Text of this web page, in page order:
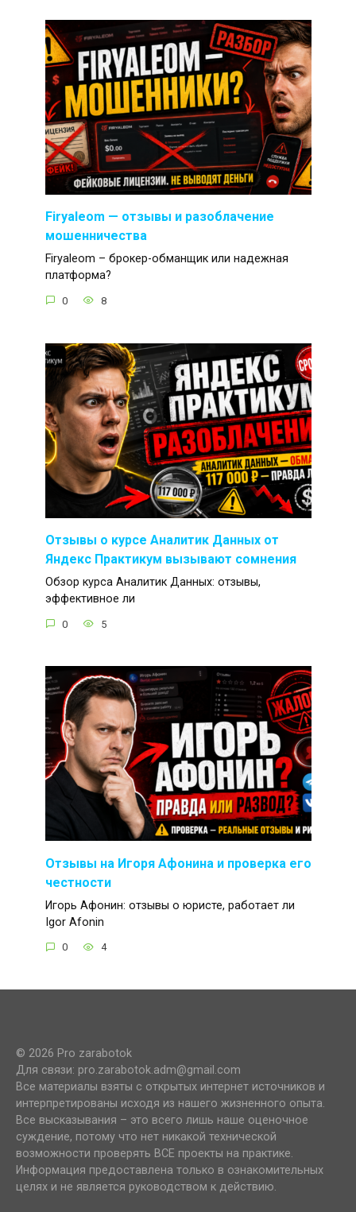
Firyaleom — отзывы и разоблачение
мошенничества
Firyaleom – брокер-обманщик или надежная
платформа?
0 8
Отзывы о курсе Аналитик Данных от
Яндекс Практикум вызывают сомнения
Обзор курса Аналитик Данных: отзывы,
эффективное ли
0 5
Отзывы на Игоря Афонина и проверка его
честности
Игорь Афонин: отзывы о юристе, работает ли
Igor Afonin
0 4
© 2026 Pro zarabotok
Для связи: pro.zarabotok.adm@gmail.com
Все материалы взяты с открытых интернет источников и
интерпретированы исходя из нашего жизненного опыта.
Все высказывания – это всего лишь наше оценочное
суждение, потому что нет никакой технической
возможности проверять ВСЕ проекты на практике.
Информация предоставлена только в ознакомительных
целях и не является руководством к действию.